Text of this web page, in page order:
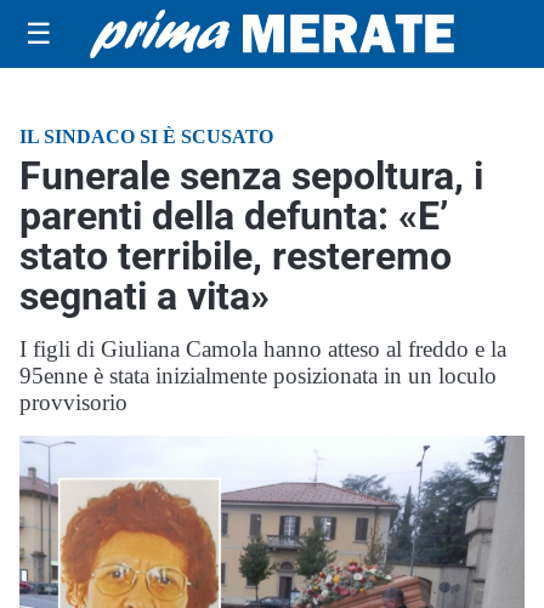
☰
IL SINDACO SI È SCUSATO
Funerale senza sepoltura, i
parenti della defunta: «E’
stato terribile, resteremo
segnati a vita»
I figli di Giuliana Camola hanno atteso al freddo e la
95enne è stata inizialmente posizionata in un loculo
provvisorio